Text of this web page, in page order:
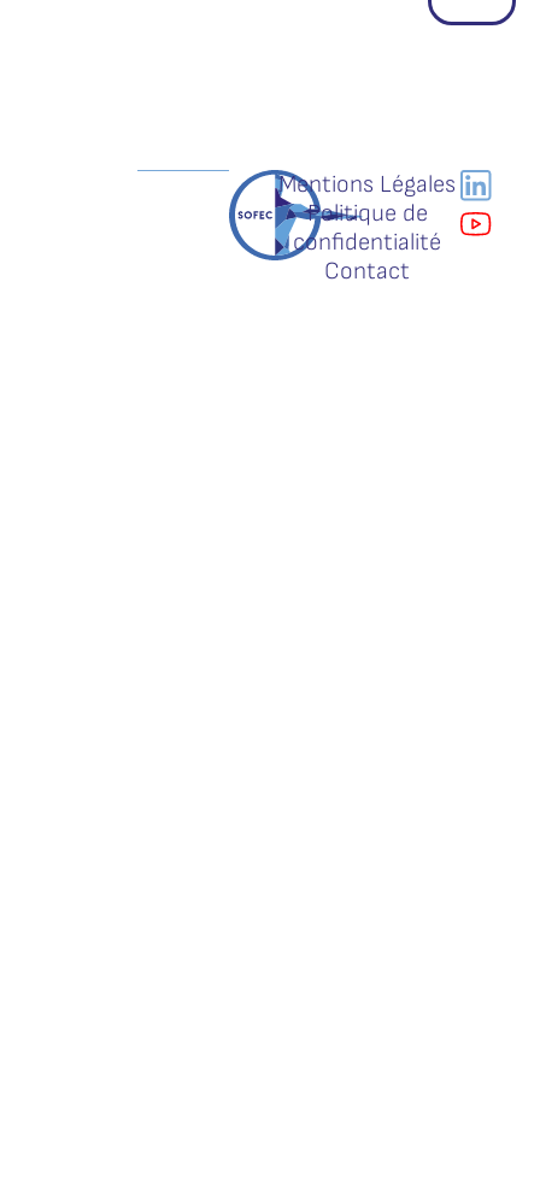
Mentions Légales
Politique de
confidentialité
Contact